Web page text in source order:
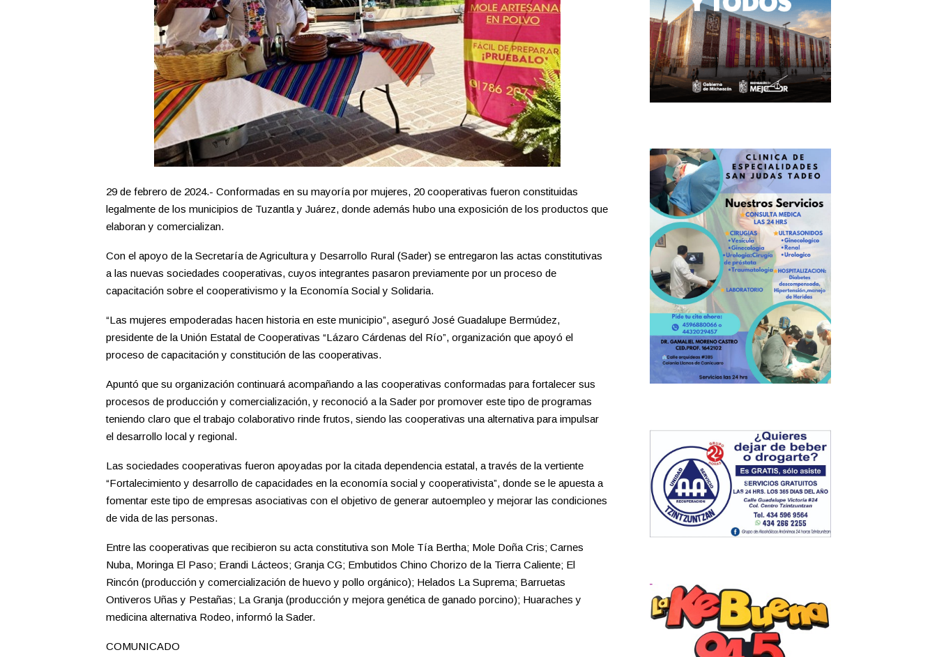
29 de febrero de 2024.- Conformadas en su mayoría por mujeres, 20 cooperativas fueron constituidas
legalmente de los municipios de Tuzantla y Juárez, donde además hubo una exposición de los productos que
elaboran y comercializan.
Con el apoyo de la Secretaría de Agricultura y Desarrollo Rural (Sader) se entregaron las actas constitutivas
a las nuevas sociedades cooperativas, cuyos integrantes pasaron previamente por un proceso de
capacitación sobre el cooperativismo y la Economía Social y Solidaria.
“Las mujeres empoderadas hacen historia en este municipio”, aseguró José Guadalupe Bermúdez,
presidente de la Unión Estatal de Cooperativas “Lázaro Cárdenas del Río”, organización que apoyó el
proceso de capacitación y constitución de las cooperativas.
Apuntó que su organización continuará acompañando a las cooperativas conformadas para fortalecer sus
procesos de producción y comercialización, y reconoció a la Sader por promover este tipo de programas
teniendo claro que el trabajo colaborativo rinde frutos, siendo las cooperativas una alternativa para impulsar
el desarrollo local y regional.
Las sociedades cooperativas fueron apoyadas por la citada dependencia estatal, a través de la vertiente
“Fortalecimiento y desarrollo de capacidades en la economía social y cooperativista”, donde se le apuesta a
fomentar este tipo de empresas asociativas con el objetivo de generar autoempleo y mejorar las condiciones
de vida de las personas.
Entre las cooperativas que recibieron su acta constitutiva son Mole Tía Bertha; Mole Doña Cris; Carnes
Nuba, Moringa El Paso; Erandi Lácteos; Granja CG; Embutidos Chino Chorizo de la Tierra Caliente; El
Rincón (producción y comercialización de huevo y pollo orgánico); Helados La Suprema; Barruetas
Ontiveros Uñas y Pestañas; La Granja (producción y mejora genética de ganado porcino); Huaraches y
medicina alternativa Rodeo, informó la Sader.
COMUNICADO